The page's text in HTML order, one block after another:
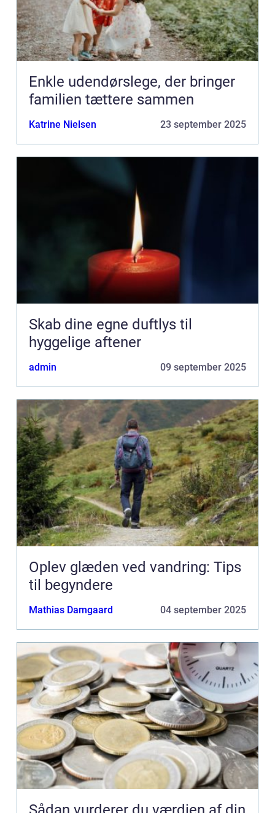
Enkle udendørslege, der bringer
familien tættere sammen
Katrine Nielsen 23 september 2025
Skab dine egne duftlys til
hyggelige aftener
admin 09 september 2025
Oplev glæden ved vandring: Tips
til begyndere
Mathias Damgaard 04 september 2025